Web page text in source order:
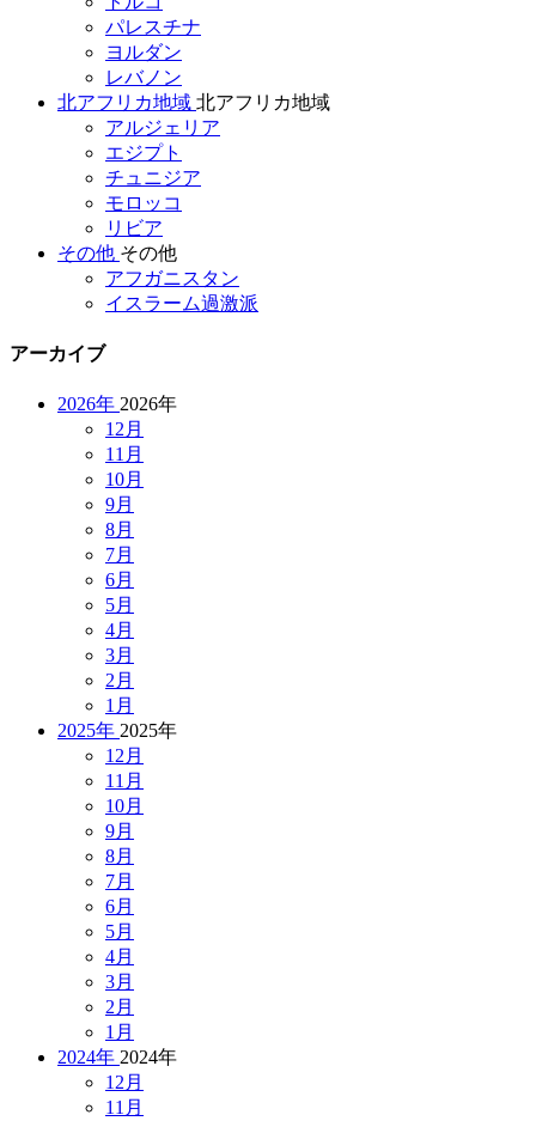
パレスチナ
ヨルダン
レバノン
北アフリカ地域 北アフリカ地域
アルジェリア
エジプト
チュニジア
モロッコ
リビア
その他 その他
アフガニスタン
イスラーム過激派
アーカイブ
2026年 2026年
12月
11月
10月
9月
8月
7月
6月
5月
4月
3月
2月
1月
2025年 2025年
12月
11月
10月
9月
8月
7月
6月
5月
4月
3月
2月
1月
2024年 2024年
12月
11月